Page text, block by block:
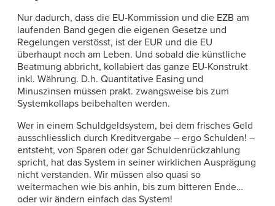
Nur dadurch, dass die EU-Kommission und die EZB am
laufenden Band gegen die eigenen Gesetze und
Regelungen verstösst, ist der EUR und die EU
überhaupt noch am Leben. Und sobald die künstliche
Beatmung abbricht, kollabiert das ganze EU-Konstrukt
inkl. Währung. D.h. Quantitative Easing und
Minuszinsen müssen prakt. zwangsweise bis zum
Systemkollaps beibehalten werden.
Wer in einem Schuldgeldsystem, bei dem frisches Geld
ausschliesslich durch Kreditvergabe – ergo Schulden! –
entsteht, von Sparen oder gar Schuldenrückzahlung
spricht, hat das System in seiner wirklichen Ausprägung
nicht verstanden. Wir müssen also quasi so
weitermachen wie bis anhin, bis zum bitteren Ende…
oder wir ändern einfach das System!